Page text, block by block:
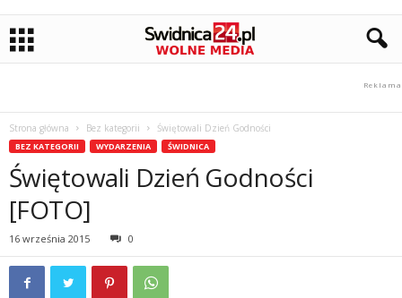
Strona główna Bez kategorii Świętowali Dzień Godności
BEZ KATEGORII WYDARZENIA ŚWIDNICA
Świętowali Dzień Godności
[FOTO]
16 września 2015 0